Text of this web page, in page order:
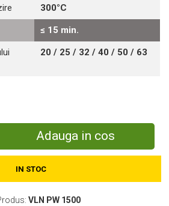
lemne
300°C
≤ 15 min.
20 / 25 / 32 / 40 / 50 / 63
Adauga in cos
IN STOC
VLN PW 1500